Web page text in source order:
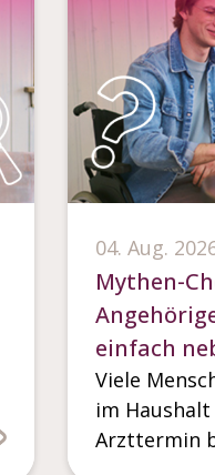
04. Aug.
Mythen-
einfach
Viele
im
Arzttermin